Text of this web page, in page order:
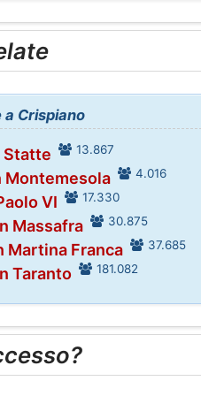
Crispiano
Statte 13.867
Montemesola 4.016
VI 17.330
Massafra 30.875
Martina Franca 37.685
Taranto 181.082